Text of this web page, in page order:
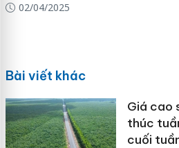
02/04/2025
Bài viết khác
Giá cao
thúc
cuối